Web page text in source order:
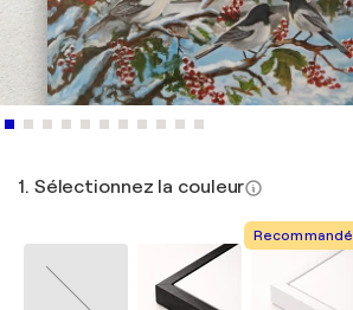
1. Sélectionnez la couleur
Recommandé